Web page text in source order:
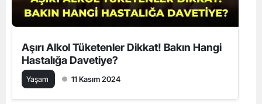
Aşırı Alkol Tüketenler Dikkat! Bakın Hangi
Hastalığa Davetiye?
Yaşam 11 Kasım 2024